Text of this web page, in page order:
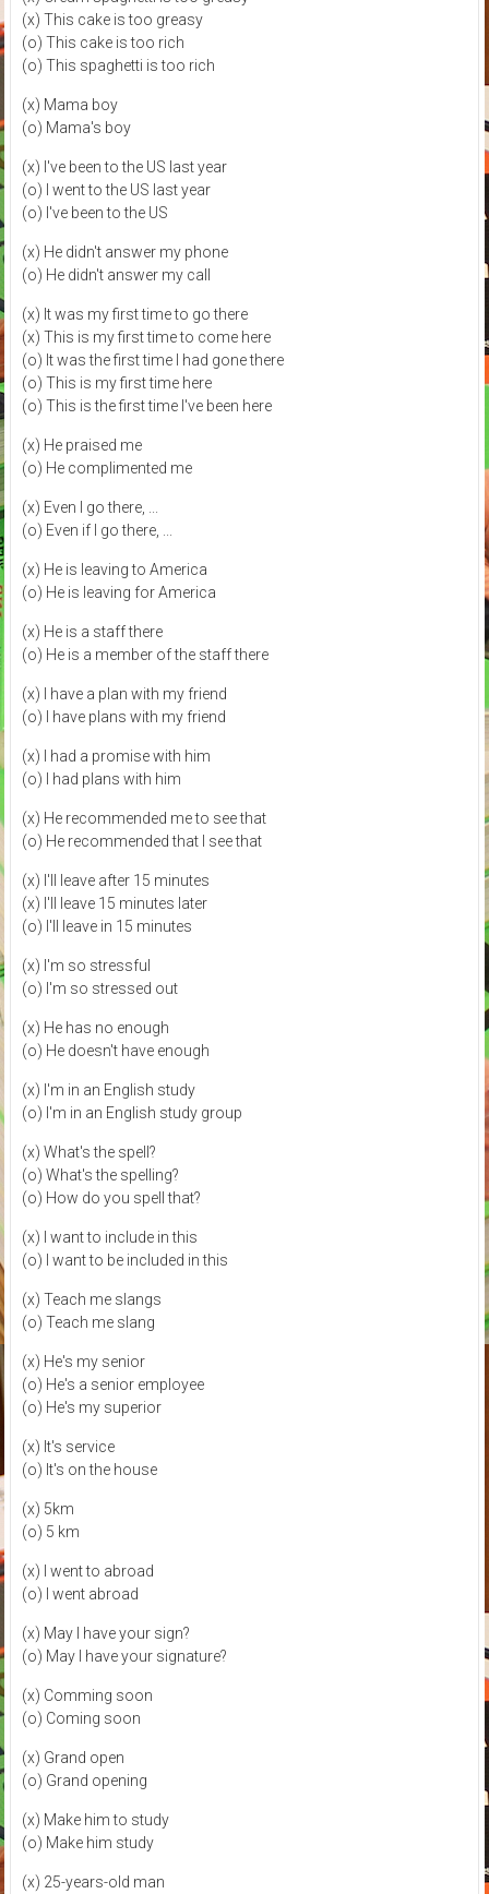
(x) This cake is too greasy
(o) This cake is too rich
(o) This spaghetti is too rich
(x) Mama boy
(o) Mama's boy
(x) I've been to the US last year
(o) I went to the US last year
(o) I've been to the US
(x) He didn't answer my phone
(o) He didn't answer my call
(x) It was my first time to go there
(x) This is my first time to come here
(o) It was the first time I had gone there
(o) This is my first time here
(o) This is the first time I've been here
(x) He praised me
(o) He complimented me
(x) Even I go there, ...
(o) Even if I go there, ...
(x) He is leaving to America
(o) He is leaving for America
(x) He is a staff there
(o) He is a member of the staff there
(x) I have a plan with my friend
(o) I have plans with my friend
(x) I had a promise with him
(o) I had plans with him
(x) He recommended me to see that
(o) He recommended that I see that
(x) I'll leave after 15 minutes
(x) I'll leave 15 minutes later
(o) I'll leave in 15 minutes
(x) I'm so stressful
(o) I'm so stressed out
(x) He has no enough
(o) He doesn't have enough
(x) I'm in an English study
(o) I'm in an English study group
(x) What's the spell?
(o) What's the spelling?
(o) How do you spell that?
(x) I want to include in this
(o) I want to be included in this
(x) Teach me slangs
(o) Teach me slang
(x) He's my senior
(o) He's a senior employee
(o) He's my superior
(x) It's service
(o) It's on the house
(x) 5km
(o) 5 km
(x) I went to abroad
(o) I went abroad
(x) May I have your sign?
(o) May I have your signature?
(x) Comming soon
(o) Coming soon
(x) Grand open
(o) Grand opening
(x) Make him to study
(o) Make him study
(x) 25-years-old man